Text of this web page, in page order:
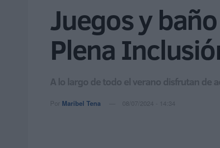
Juegos y
Plena
A lo largo de todo el verano disfrutan de
Por Maribel Tena 08/07/2024 - 14:34